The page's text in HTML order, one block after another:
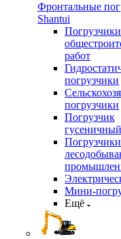
Фронтальные
Shantui
работ
погрузчики
погрузчики
Погрузчик
гусеничный
Мини-
Ещё